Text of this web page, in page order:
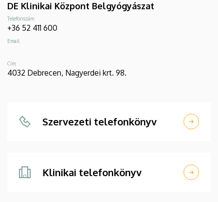
DE Klinikai Központ Belgyógyászat
Telefonszám
+36 52 411 600
Email
Cím
4032 Debrecen, Nagyerdei krt. 98.
Szervezeti telefonkönyv
Klinikai telefonkönyv